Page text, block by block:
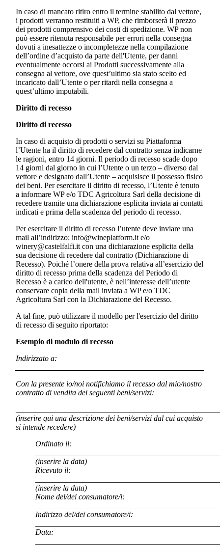
In caso di mancato ritiro entro il termine stabilito dal vettore,
i prodotti verranno restituiti a WP, che rimborserà il prezzo
dei prodotti comprensivo dei costi di spedizione. WP non
può essere ritenuta responsabile per errori nella consegna
dovuti a inesattezze o incompletezze nella compilazione
dell’ordine d’acquisto da parte dell'Utente, per danni
eventualmente occorsi ai Prodotti successivamente alla
consegna al vettore, ove quest’ultimo sia stato scelto ed
incaricato dall’Utente o per ritardi nella consegna a
quest’ultimo imputabili.
Diritto di recesso
Diritto di recesso
In caso di acquisto di prodotti o servizi su Piattaforma
l’Utente ha il diritto di recedere dal contratto senza indicarne
le ragioni, entro 14 giorni. Il periodo di recesso scade dopo
14 giorni dal giorno in cui l’Utente o un terzo – diverso dal
vettore e designato dall’Utente – acquisisce il possesso fisico
dei beni. Per esercitare il diritto di recesso, l’Utente è tenuto
a informare WP e/o TDC Agricoltura Sarl della decisione di
recedere tramite una dichiarazione esplicita inviata ai contatti
indicati e prima della scadenza del periodo di recesso.
Per esercitare il diritto di recesso l’utente deve inviare una
mail all’indirizzo: info@wineplatform.it e/o
winery@castelfalfi.it con una dichiarazione esplicita della
sua decisione di recedere dal contratto (Dichiarazione di
Recesso). Poiché l’onere della prova relativa all’esercizio del
diritto di recesso prima della scadenza del Periodo di
Recesso è a carico dell'utente, è nell’interesse dell’utente
conservare copia della mail inviata a WP e/o TDC
Agricoltura Sarl con la Dichiarazione del Recesso.
A tal fine, può utilizzare il modello per l'esercizio del diritto
di recesso di seguito riportato:
Esempio di modulo di recesso
Indirizzato a:
Con la presente io/noi notifichiamo il recesso dal mio/nostro
contratto di vendita dei seguenti beni/servizi:
(inserire qui una descrizione dei beni/servizi dal cui acquisto
si intende recedere)
Ordinato il:
(inserire la data)
Ricevuto il:
(inserire la data)
Nome del/dei consumatore/i:
Indirizzo del/dei consumatore/i:
Data: